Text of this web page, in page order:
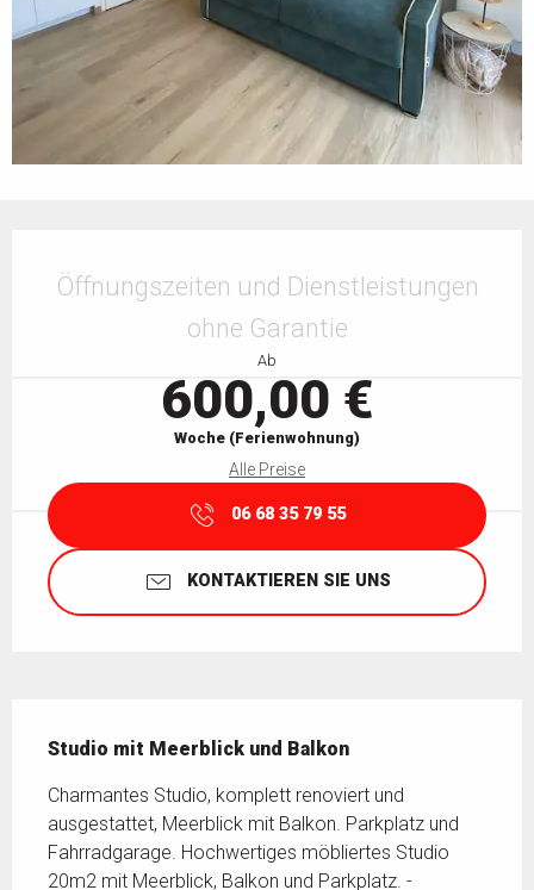
Öffnungszeiten und Dienstleistungen
ohne Garantie
Ab
600,00 €
Woche (Ferienwohnung)
Alle Preise
06 68 35 79 55
KONTAKTIEREN SIE UNS
Studio mit Meerblick und Balkon
Charmantes Studio, komplett renoviert und
ausgestattet, Meerblick mit Balkon. Parkplatz und
Fahrradgarage. Hochwertiges möbliertes Studio
20m2 mit Meerblick, Balkon und Parkplatz. -